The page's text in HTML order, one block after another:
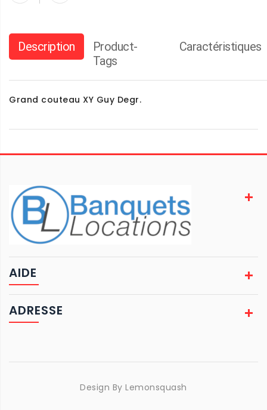
Description
Product-
Tags
Caractéristiques
Grand couteau XY Guy Degr.
AIDE
ADRESSE
Design ByLemonsquash